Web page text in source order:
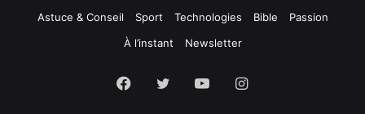
Astuce & Conseil
Sport Technologies Bible
Passion
À l’instant
Newsletter
Facebook
TwitterYouTubeInstagram